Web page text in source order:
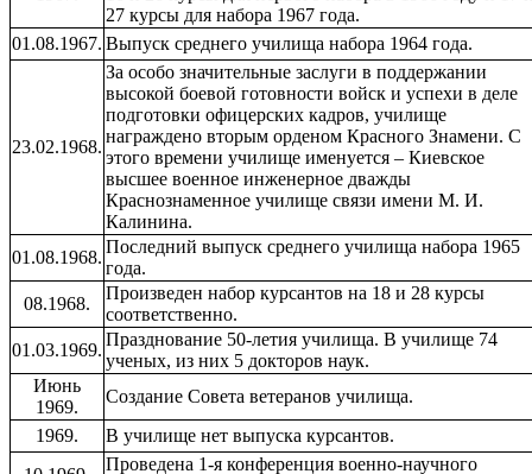
27 курсы для набора 1967 года.
01.08.1967. Выпуск среднего училища набора 1964 года.
23.02.1968.
За особо значительные заслуги в поддержании
высокой боевой готовности войск и успехи в деле
подготовки офицерских кадров, училище
награждено вторым орденом Красного Знамени. С
этого времени училище именуется – Киевское
высшее военное инженерное дважды
Краснознаменное училище связи имени М. И.
Калинина.
01.08.1968.
Последний выпуск среднего училища набора 1965
года.
08.1968.
Произведен набор курсантов на 18 и 28 курсы
соответственно.
01.03.1969.
Празднование 50-летия училища. В училище 74
ученых, из них 5 докторов наук.
Июнь
1969.
Создание Совета ветеранов училища.
1969.
В училище нет выпуска курсантов.
Проведена 1-я конференция военно-научного